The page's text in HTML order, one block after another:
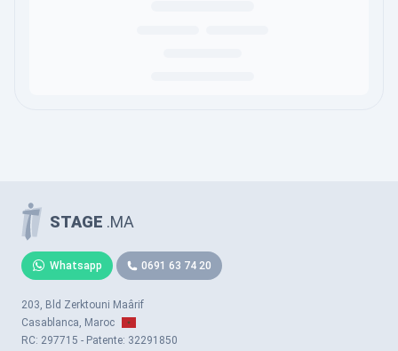
STAGE .MA
Whatsapp 0691 63 74 20
203, Bld Zerktouni Maârif
Casablanca, Maroc
RC: 297715 - Patente: 32291850